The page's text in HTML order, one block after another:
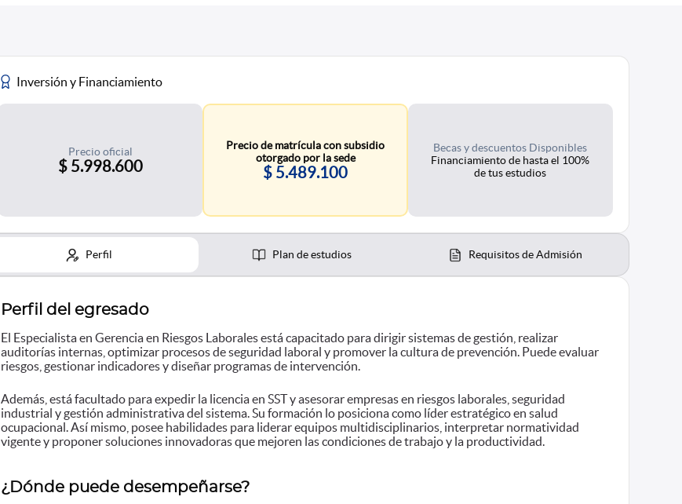
Inversión y Financiamiento
Precio oficial
$ 5.998.600
Precio de matrícula con subsidio
otorgado por la sede
$ 5.489.100
Becas y descuentos Disponibles
Financiamiento de hasta el 100%
de tus estudios
Perfil Plan de estudios Requisitos de Admisión
Perfil del egresado
El Especialista en Gerencia en Riesgos Laborales está capacitado para dirigir sistemas de gestión, realizar
auditorías internas, optimizar procesos de seguridad laboral y promover la cultura de prevención. Puede evaluar
riesgos, gestionar indicadores y diseñar programas de intervención.
Además, está facultado para expedir la licencia en SST y asesorar empresas en riesgos laborales, seguridad
industrial y gestión administrativa del sistema. Su formación lo posiciona como líder estratégico en salud
ocupacional. Así mismo, posee habilidades para liderar equipos multidisciplinarios, interpretar normatividad
vigente y proponer soluciones innovadoras que mejoren las condiciones de trabajo y la productividad.
¿Dónde puede desempeñarse?